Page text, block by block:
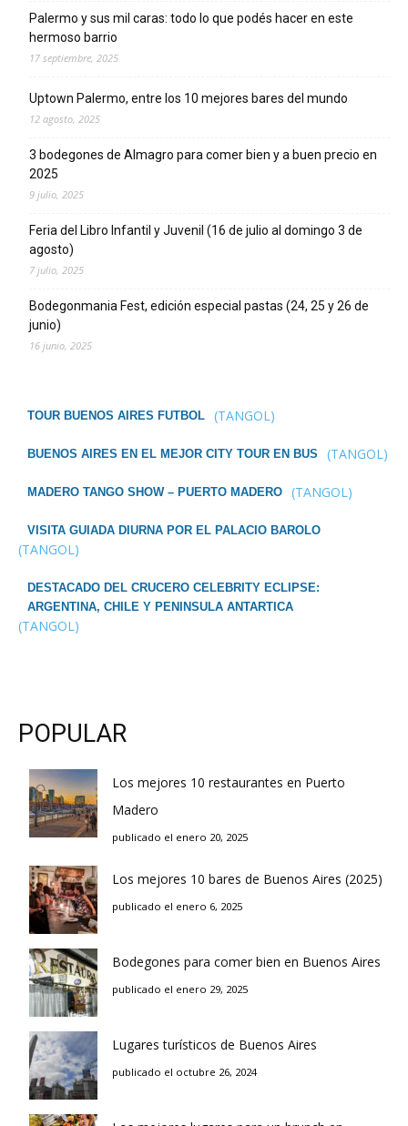
Palermo y sus mil caras: todo lo que podés hacer en este
hermoso barrio
17 septiembre, 2025
Uptown Palermo, entre los 10 mejores bares del mundo
12 agosto, 2025
3 bodegones de Almagro para comer bien y a buen precio en
2025
9 julio, 2025
Feria del Libro Infantil y Juvenil (16 de julio al domingo 3 de
agosto)
7 julio, 2025
Bodegonmania Fest, edición especial pastas (24, 25 y 26 de
junio)
16 junio, 2025
TOUR BUENOS AIRES FUTBOL (TANGOL)
BUENOS AIRES EN EL MEJOR CITY TOUR EN BUS (TANGOL)
MADERO TANGO SHOW – PUERTO MADERO (TANGOL)
VISITA GUIADA DIURNA POR EL PALACIO BAROLO
(TANGOL)
DESTACADO DEL CRUCERO CELEBRITY ECLIPSE:
ARGENTINA, CHILE Y PENINSULA ANTARTICA
(TANGOL)
POPULAR
Los mejores 10 restaurantes en Puerto
Madero
publicado el enero 20, 2025
Los mejores 10 bares de Buenos Aires (2025)
publicado el enero 6, 2025
Bodegones para comer bien en Buenos Aires
publicado el enero 29, 2025
Lugares turísticos de Buenos Aires
publicado el octubre 26, 2024